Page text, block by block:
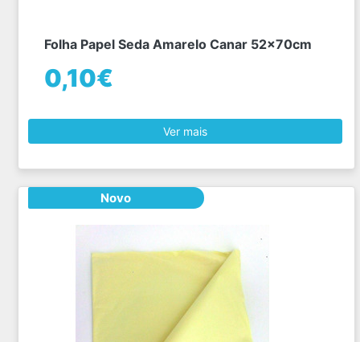
Folha Papel Seda Amarelo Canar 52x70cm
0,10€
Ver mais
Novo